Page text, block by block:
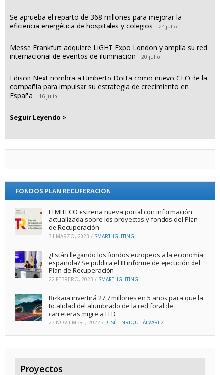
Se aprueba el reparto de 368 millones para mejorar la
eficiencia energética de hospitales y colegios
24 julio
Messe Frankfurt adquiere LiGHT Expo London y amplía su red
internacional de eventos de iluminación
20 julio
Edison Next nombra a Umberto Dotta como nuevo CEO de la
compañía para impulsar su estrategia de crecimiento en
España
16 julio
Seguir Leyendo >
FONDOS PLAN RECUPERACIÓN
El MITECO estrena nueva portal con información
actualizada sobre los proyectos y fondos del Plan
de Recuperación
31 MARZO, 2023 / SMARTLIGHTING
¿Están llegando los fondos europeos a la economía
española? Se publica el III informe de ejecución del
Plan de Recuperación
22 FEBRERO, 2023 / SMARTLIGHTING
Bizkaia invertirá 27,7 millones en 5 años para que la
totalidad del alumbrado de la red foral de
carreteras migre a LED
23 NOVIEMBRE, 2022 / JOSÉ ENRIQUE ÁLVAREZ
Proyectos